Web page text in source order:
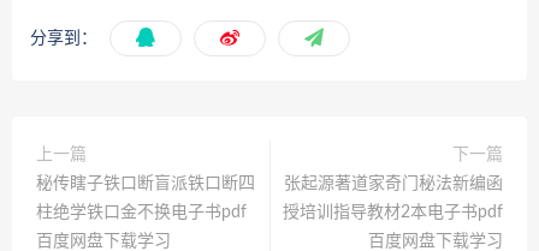
分享到：
上一篇
秘传瞎子铁口断盲派铁口断四
柱绝学铁口金不换电子书pdf
百度网盘下载学习
下一篇
张起源著道家奇门秘法新编函
授培训指导教材2本电子书pdf
百度网盘下载学习